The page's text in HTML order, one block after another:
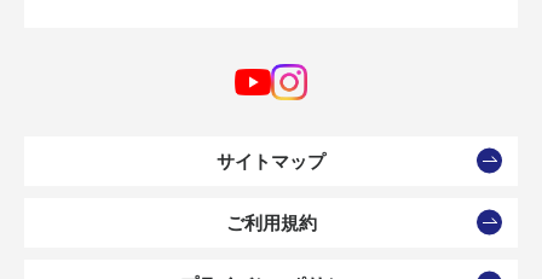
サイトマップ
ご利用規約